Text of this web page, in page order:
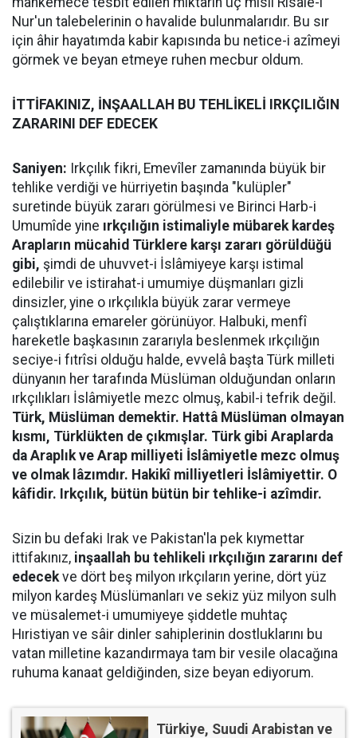
Nur'un talebelerinin o havalide bulunmalarıdır. Bu sır
için âhir hayatımda kabir kapısında bu netice-i azîmeyi
görmek ve beyan etmeye ruhen mecbur oldum.
İTTİFAKINIZ, İNŞAALLAH BU TEHLİKELİ IRKÇILIĞIN
ZARARINI DEF EDECEK
Saniyen: Irkçılık fikri, Emevîler zamanında büyük bir
tehlike verdiği ve hürriyetin başında "kulüpler"
suretinde büyük zararı görülmesi ve Birinci Harb-i
Umumîde yine ırkçılığın istimaliyle mübarek kardeş
Arapların mücahid Türklere karşı zararı görüldüğü
gibi, şimdi de uhuvvet-i İslâmiyeye karşı istimal
edilebilir ve istirahat-i umumiye düşmanları gizli
dinsizler, yine o ırkçılıkla büyük zarar vermeye
çalıştıklarına emareler görünüyor. Halbuki, menfî
hareketle başkasının zararıyla beslenmek ırkçılığın
seciye-i fıtrîsi olduğu halde, evvelâ başta Türk milleti
dünyanın her tarafında Müslüman olduğundan onların
ırkçılıkları İslâmiyetle mezc olmuş, kabil-i tefrik değil.
Türk, Müslüman demektir. Hattâ Müslüman olmayan
kısmı, Türklükten de çıkmışlar. Türk gibi Araplarda
da Araplık ve Arap milliyeti İslâmiyetle mezc olmuş
ve olmak lâzımdır. Hakikî milliyetleri İslâmiyettir. O
kâfidir. Irkçılık, bütün bütün bir tehlike-i azîmdir.
Sizin bu defaki Irak ve Pakistan'la pek kıymettar
ittifakınız, inşaallah bu tehlikeli ırkçılığın zararını def
edecekve dört beş milyon ırkçıların yerine, dört yüz
milyon kardeş Müslümanları ve sekiz yüz milyon sulh
ve müsalemet-i umumiyeye şiddetle muhtaç
Hıristiyan ve sâir dinler sahiplerinin dostluklarını bu
vatan milletine kazandırmaya tam bir vesile olacağına
ruhuma kanaat geldiğinden, size beyan ediyorum.
Türkiye, Suudi Arabistan ve